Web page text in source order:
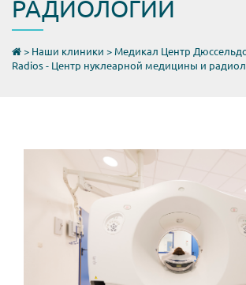
РАДИОЛОГИИ
> Наши клиники > Медикал Центр
Radios - Центр нуклеарной медицины и